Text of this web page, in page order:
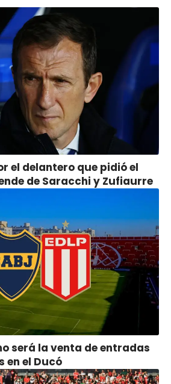
el delantero que pidió el
de Saracchi y Zufiaurre
será la venta de entradas
en el Ducó